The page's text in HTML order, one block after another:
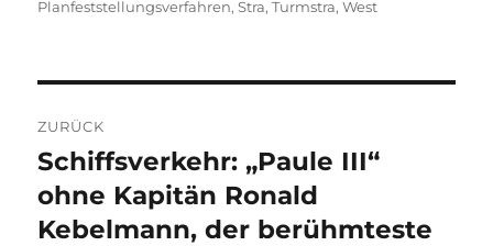
Planfeststellungsverfahren,Stra,Turmstra,West
ZURÜCK
Vorheriger
Beitrag:
Schiffsverkehr: „Paule III“
ohne Kapitän Ronald
Kebelmann, der berühmteste